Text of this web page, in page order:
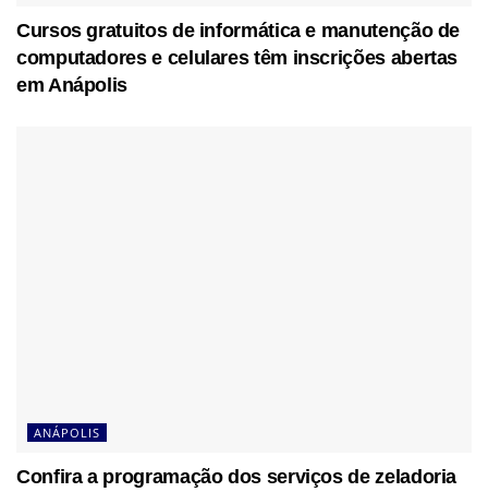
Cursos gratuitos de informática e manutenção de
computadores e celulares têm inscrições abertas
em Anápolis
ANÁPOLIS
Confira a programação dos serviços de zeladoria